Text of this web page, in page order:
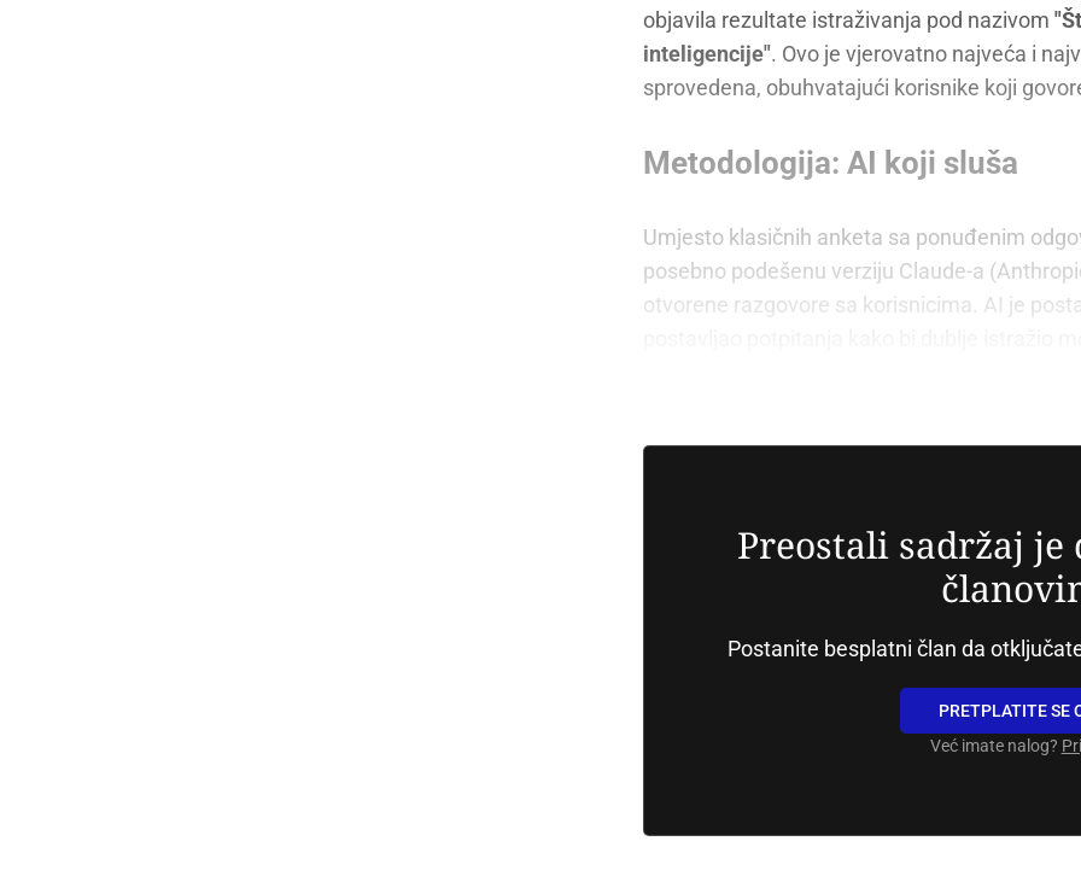
objavila rezultate istraživanja pod nazivom
inteligencije". Ovo je vjerovatno najveća i
sprovedena, obuhvatajući korisnike koji
Metodologija: AI koji sluša
Umjesto klasičnih anketa sa ponuđenim
posebno podešenu verziju Claude-a
otvorene razgovore sa korisnicima. AI je
Preostali sadržaj je
Postanite besplatni član da
PRETPLATITE SE
Već imate nalog?